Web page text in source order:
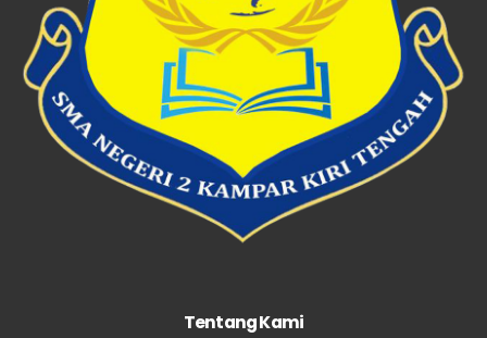
Tentang Kami